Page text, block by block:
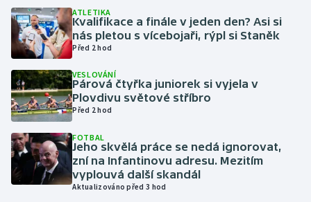
Jezdectví
Judo
Krasobruslení
Lyže a snowboard
ATLETIKA
Kvalifikace a finále v jeden den? Asi si
nás pletou s vícebojaři, rýpl si Staněk
Před 2 hod
VESLOVÁNÍ
Párová čtyřka juniorek si vyjela v
Plovdivu světové stříbro
Před 2 hod
FOTBAL
Jeho skvělá práce se nedá ignorovat,
zní na Infantinovu adresu. Mezitím
vyplouvá další skandál
Aktualizováno před 3 hod